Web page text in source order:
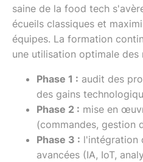
saine de la food tech
écueils classiques et
équipes. La formation
une utilisation optimale des
Phase 1 : audit des
des gains
Phase 2 : mise en
(commandes, gestion
Phase 3 : l'intégration
avancées (IA, IoT,